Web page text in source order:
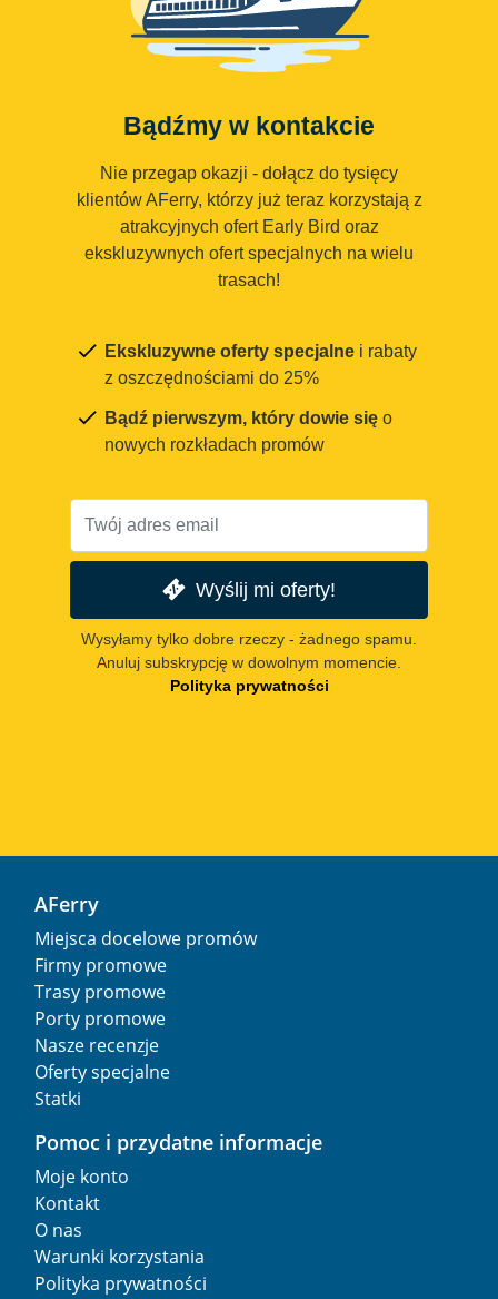
Bądźmy w kontakcie
Nie przegap okazji - dołącz do tysięcy
klientów AFerry, którzy już teraz korzystają z
atrakcyjnych ofert Early Bird oraz
ekskluzywnych ofert specjalnych na wielu
trasach!
Ekskluzywne oferty specjalne i rabaty
z oszczędnościami do 25%
Bądź pierwszym, który dowie się o
nowych rozkładach promów
Wyślij mi oferty!
Wysyłamy tylko dobre rzeczy - żadnego spamu.
Anuluj subskrypcję w dowolnym momencie.
Polityka prywatności
AFerry
Miejsca docelowe promów
Firmy promowe
Trasy promowe
Porty promowe
Nasze recenzje
Oferty specjalne
Statki
Pomoc i przydatne informacje
Moje konto
Kontakt
O nas
Warunki korzystania
Polityka prywatności